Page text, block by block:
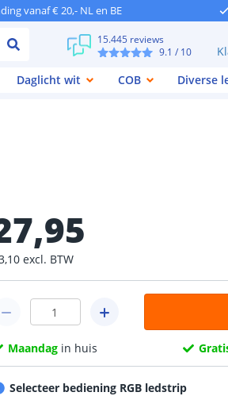
vanaf € 20,- NL en BE
15.445 reviews
9.1 / 10
Daglicht wit COB Diverse
,95
,10 excl. BTW
Maandag in huis
Selecteer bediening RGB ledstrip